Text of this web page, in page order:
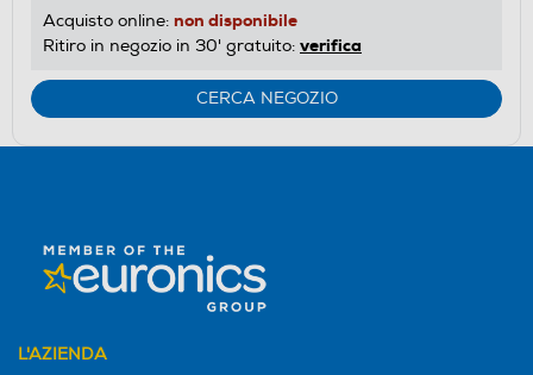
Acquisto online: non disponibile
Ritiro in negozio in 30' gratuito: verifica
CERCA NEGOZIO
L'AZIENDA